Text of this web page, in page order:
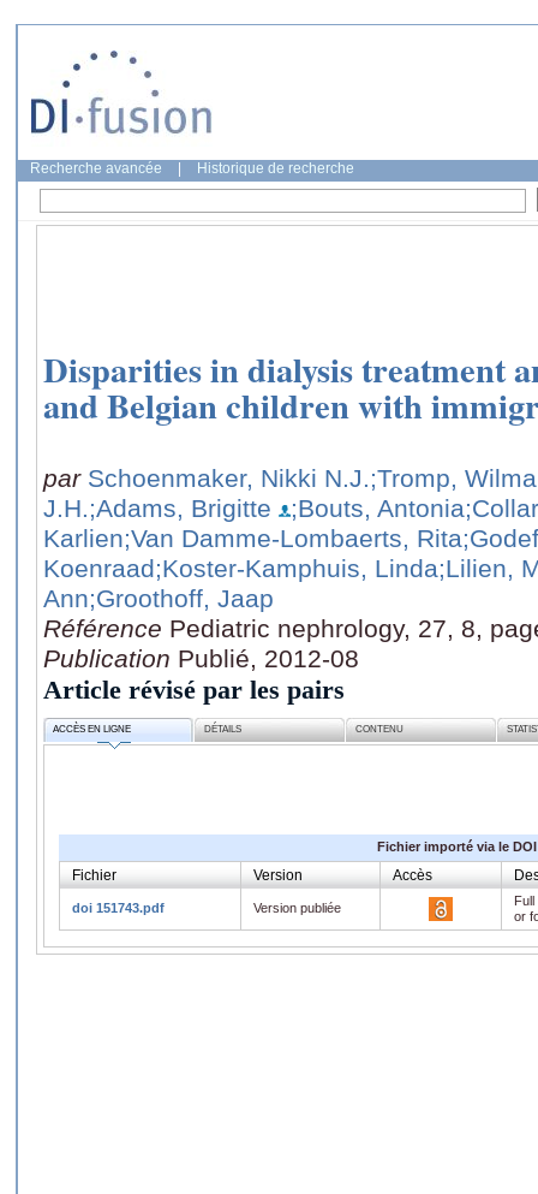
Recherche avancée Historique de recherche
Disparities in dialysis treatment
and Belgian children with
par Schoenmaker, Nikki N.J.;Tromp,
J.H.;Adams, Brigitte ;Bouts, Antonia
Karlien;Van Damme-Lombaerts, Rita
Koenraad;Koster-Kamphuis, Linda;Lilien,
Ann;Groothoff, Jaap
Référence Pediatric nephrology, 27, 8,
Publication Publié, 2012-08
Article révisé par les pairs
ACCÈS EN LIGNE DÉTAILS CONTENU
Fichier importé via le DOI
Fichier Version Accès
doi 151743.pdf Version publiée
or